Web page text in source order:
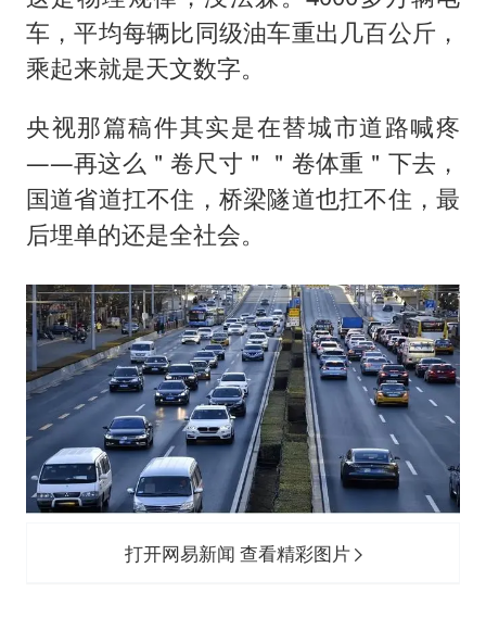
车，平均每辆比同级油车重出几百公斤，
乘起来就是天文数字。
央视那篇稿件其实是在替城市道路喊疼
——再这么＂卷尺寸＂＂卷体重＂下去，
国道省道扛不住，桥梁隧道也扛不住，最
后埋单的还是全社会。
打开网易新闻 查看精彩图片